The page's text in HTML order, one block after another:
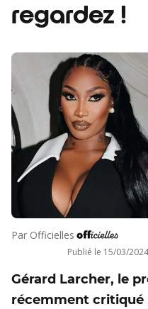
regardez !
Par Officielles
Publié le 15/03/
Gérard Larcher, le
récemment critiqué